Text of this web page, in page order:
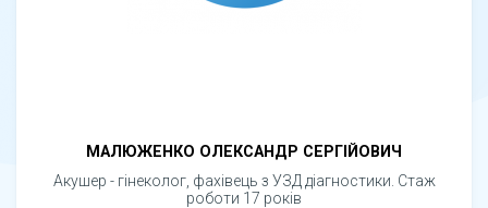
МАЛЮЖЕНКО ОЛЕКСАНДР СЕРГІЙОВИЧ
Акушер - гінеколог, фахівець з УЗД діагностики. Стаж
роботи 17 років